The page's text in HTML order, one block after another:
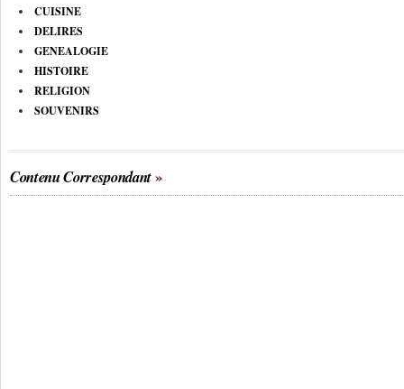
CUISINE
DELIRES
GENEALOGIE
HISTOIRE
RELIGION
SOUVENIRS
Contenu Correspondant